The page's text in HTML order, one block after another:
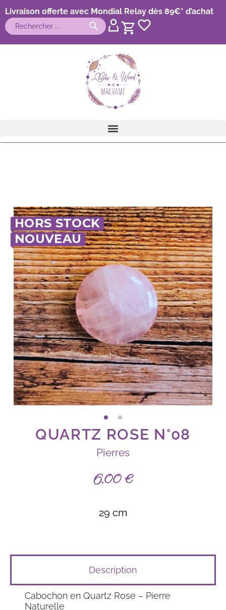
Livraison offerte avec Mondial Relay dès 89€* d’achat
HORS STOCK
NOUVEAU
QUARTZ ROSE N°08
Pierres
6,00€
29 cm
Description
Cabochon en Quartz Rose – Pierre
Naturelle